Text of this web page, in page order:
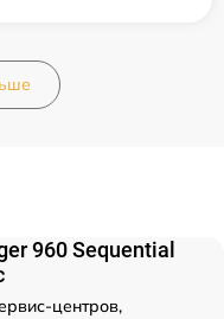
960 Sequential
центров,